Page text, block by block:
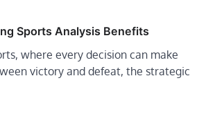
Sports Analysis Benefits
where every decision can make
victory and defeat, the strategic